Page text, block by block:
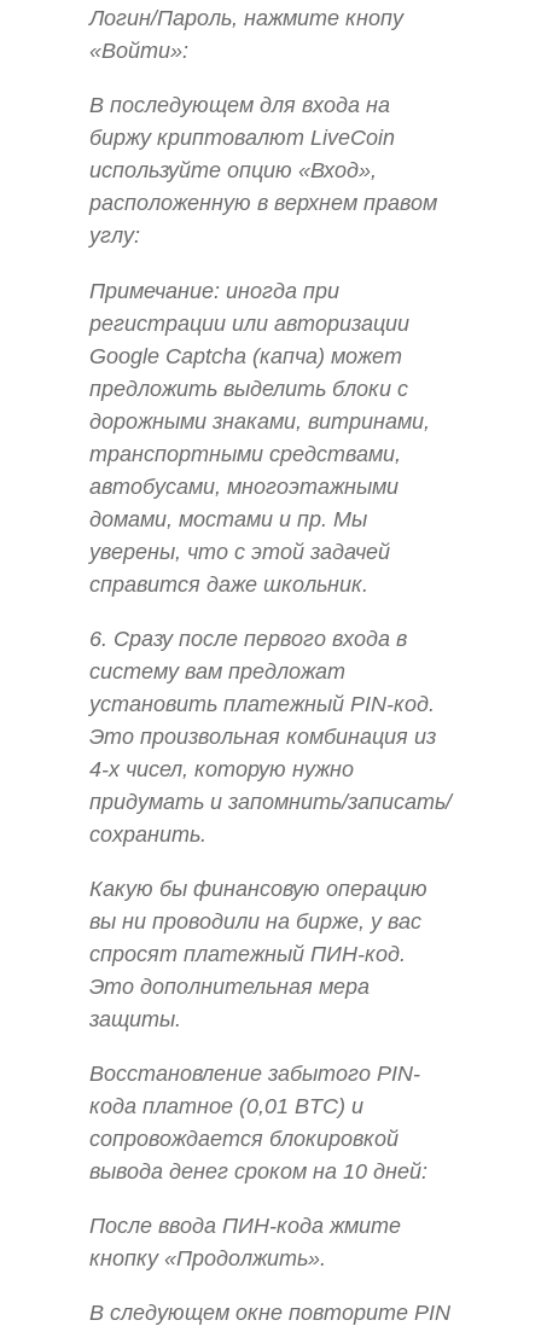
Логин/Пароль, нажмите кнопу
«Войти»:
В последующем для входа на
биржу криптовалют LiveCoin
используйте опцию «Вход»,
расположенную в верхнем правом
углу:
Примечание: иногда при
регистрации или авторизации
Google Captcha (капча) может
предложить выделить блоки с
дорожными знаками, витринами,
транспортными средствами,
автобусами, многоэтажными
домами, мостами и пр. Мы
уверены, что с этой задачей
справится даже школьник.
6. Сразу после первого входа в
систему вам предложат
установить платежный PIN-код.
Это произвольная комбинация из
4-х чисел, которую нужно
придумать и запомнить/записать/
сохранить.
Какую бы финансовую операцию
вы ни проводили на бирже, у вас
спросят платежный ПИН-код.
Это дополнительная мера
защиты.
Восстановление забытого PIN-
кода платное (0,01 BTC) и
сопровождается блокировкой
вывода денег сроком на 10 дней:
После ввода ПИН-кода жмите
кнопку «Продолжить».
В следующем окне повторите PIN